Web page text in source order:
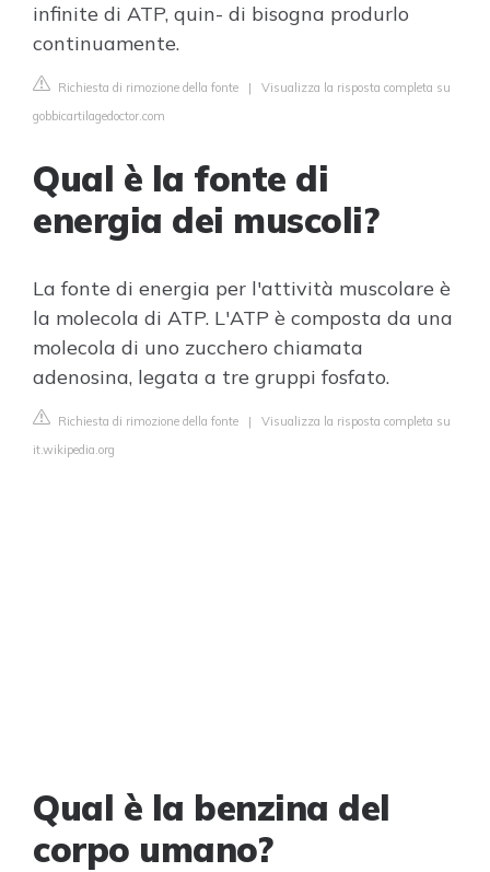
infinite di ATP, quin- di bisogna produrlo
continuamente.
Richiesta di rimozione della fonte | Visualizza la risposta completa su
gobbicartilagedoctor.com
Qual è la fonte di
energia dei muscoli?
La fonte di energia per l'attività muscolare è
la molecola di ATP. L'ATP è composta da una
molecola di uno zucchero chiamata
adenosina, legata a tre gruppi fosfato.
Richiesta di rimozione della fonte | Visualizza la risposta completa su
it.wikipedia.org
Qual è la benzina del
corpo umano?